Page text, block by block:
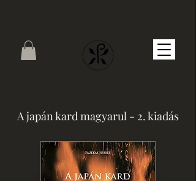
A japán kard magyarul - 2. kiadás